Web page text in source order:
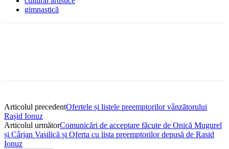
gimnastică
Articolul precedentOfertele și listele preemptorilor vânzătorului
Rașid Ionuz
Articolul următorComunicări de acceptare făcute de Onică Mugurel
și Cârjan Vasilică și Oferta cu lista preemptorilor depusă de Rasid
Ionuz